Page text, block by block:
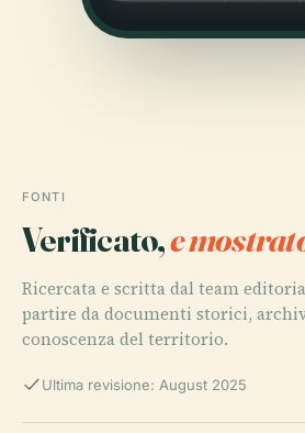
FONTI
Verificato,e
Ricercata e scritta dal team
partire da documenti storici,
conoscenza del territorio.
Ultima revisione: August 2025